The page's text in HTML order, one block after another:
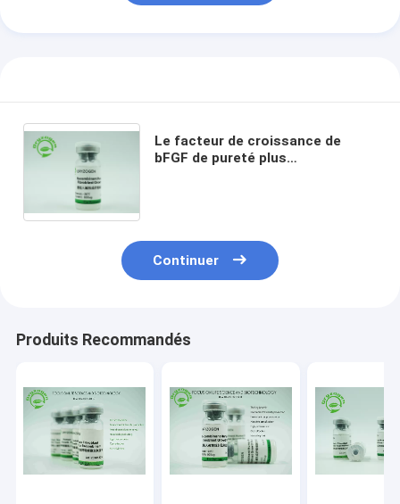
Le facteur de croissance de
bFGF de pureté plus
Continuer
Produits Recommandés